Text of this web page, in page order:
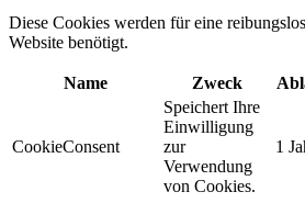
Diese Cookies werden für eine
Website benötigt.
Name Zweck
CookieConsent
Speichert Ihre
Einwilligung
zur
Verwendung
von Cookies.
1